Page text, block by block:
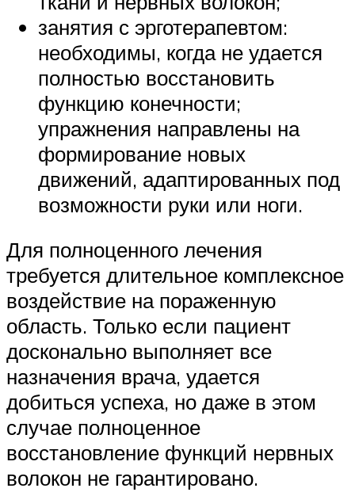
занятия с эрготерапевтом:
необходимы, когда не удается
полностью восстановить
функцию конечности;
упражнения направлены на
формирование новых
движений, адаптированных под
возможности руки или ноги.
Для полноценного лечения
требуется длительное комплексное
воздействие на пораженную
область. Только если пациент
досконально выполняет все
назначения врача, удается
добиться успеха, но даже в этом
случае полноценное
восстановление функций нервных
волокон не гарантировано.